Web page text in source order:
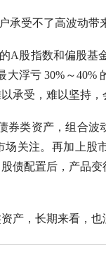
承受不了高波动带
A股指数和偏股基
大浮亏 30%～
承受，难以坚持，
券类资产，组合
场关注。再加上股
债配置后，产品
产，长期来看，也